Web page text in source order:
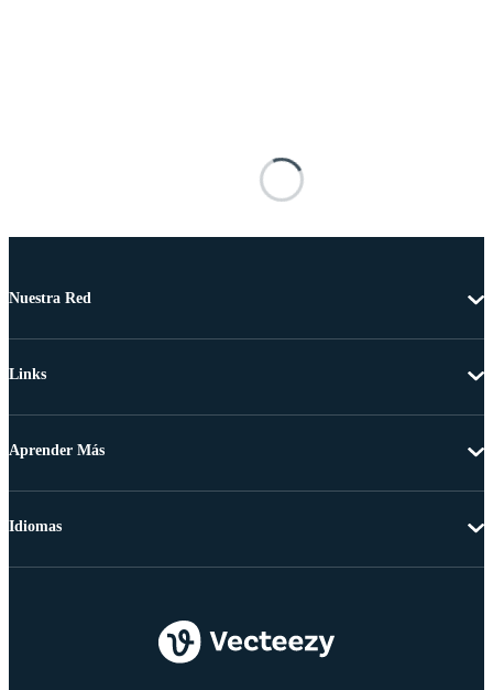
Nuestra Red
Links
Aprender Más
Idiomas